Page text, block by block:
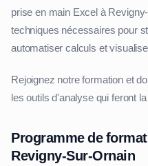
prise en main Excel à
techniques nécessaires pour
automatiser calculs et
Rejoignez notre formation et
les outils d'analyse qui feront
Programme de
Revigny-Sur-Ornain